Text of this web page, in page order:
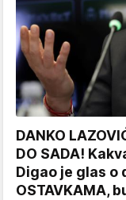
DANKO
DO SADA!
Digao je glas o
OSTAVKAMA,